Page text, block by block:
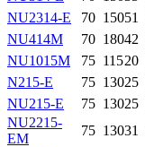
NU2314-E
70 15051
NU414M
70 18042
NU1015M
75 11520
N215-E
75 13025
NU215-E
75 13025
NU2215-
EM
75 13031